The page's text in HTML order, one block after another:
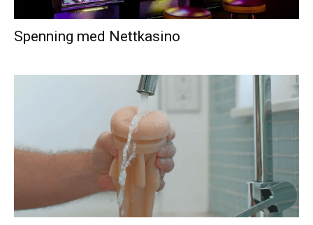
Spenning med Nettkasino